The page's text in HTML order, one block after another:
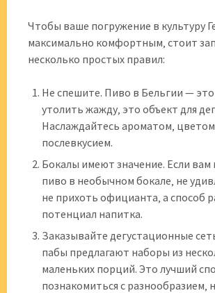
Чтобы ваше погружение в культуру
максимально комфортным‚ стоит
несколько простых правил:
Не спешите. Пиво в Бельгии — это
утолить жажду‚ это объект для
Наслаждайтесь ароматом‚
послевкусием.
Бокалы имеют значение. Если вам
пиво в необычном бокале‚ не
не прихоть официанта‚ а способ
потенциал напитка.
Заказывайте дегустационные
пабы предлагают наборы из
маленьких порций. Это лучший
познакомиться с разнообразием‚